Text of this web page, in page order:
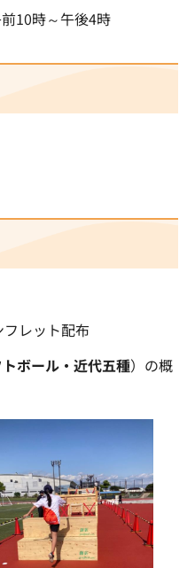
10時～午後4時
レット配布
ボール・近代五種）の概